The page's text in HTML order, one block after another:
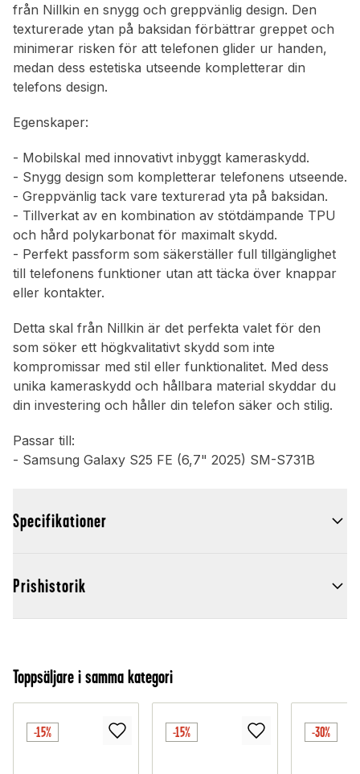
från Nillkin en snygg och greppvänlig design. Den
texturerade ytan på baksidan förbättrar greppet och
minimerar risken för att telefonen glider ur handen,
medan dess estetiska utseende kompletterar din
telefons design.
Egenskaper:
- Mobilskal med innovativt inbyggt kameraskydd.
- Snygg design som kompletterar telefonens utseende.
- Greppvänlig tack vare texturerad yta på baksidan.
- Tillverkat av en kombination av stötdämpande TPU
och hård polykarbonat för maximalt skydd.
- Perfekt passform som säkerställer full tillgänglighet
till telefonens funktioner utan att täcka över knappar
eller kontakter.
Detta skal från Nillkin är det perfekta valet för den
som söker ett högkvalitativt skydd som inte
kompromissar med stil eller funktionalitet. Med dess
unika kameraskydd och hållbara material skyddar du
din investering och håller din telefon säker och stilig.
Passar till:
- Samsung Galaxy S25 FE (6,7" 2025) SM-S731B
Specifikationer
Prishistorik
Toppsäljare i samma kategori
-15% -15% -30%